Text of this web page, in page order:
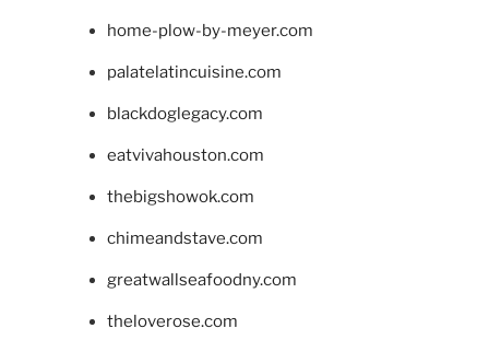
home-plow-by-meyer.com
palatelatincuisine.com
blackdoglegacy.com
eatvivahouston.com
thebigshowok.com
chimeandstave.com
greatwallseafoodny.com
theloverose.com